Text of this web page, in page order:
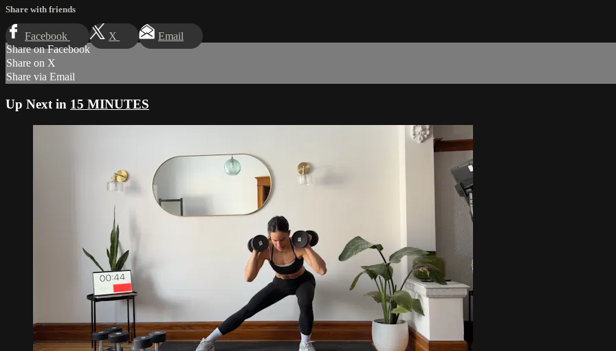
Share with friends
Facebook X
Email
Share on Facebook
Share on X
Share via Email
Up Next in 15 MINUTES